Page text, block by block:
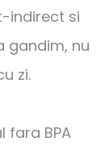
indirect si
gandim, nu
zi.
fara BPA